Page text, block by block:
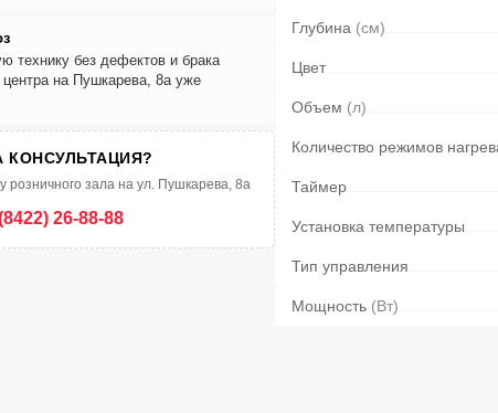
технику без дефектов и брака
центра на Пушкарева, 8а уже
КОНСУЛЬТАЦИЯ?
розничного зала на ул. Пушкарева, 8а
26-88-88
Глубина (см)
Цвет
Объем (л)
Количество режимов
Таймер
Установка температуры
Тип управления
Мощность (Вт)